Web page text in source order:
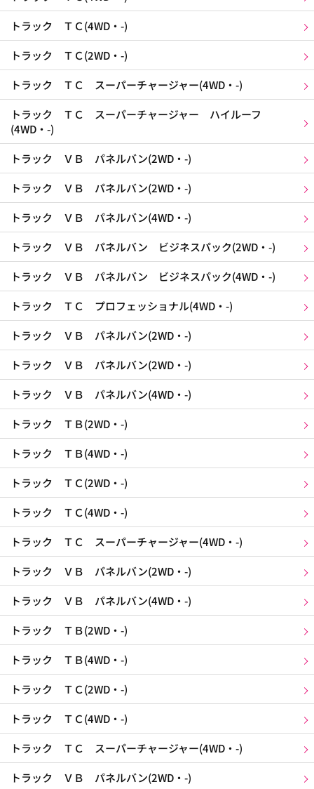
トラック ＴＣ(4WD・-)
トラック ＴＣ(2WD・-)
トラック ＴＣ スーパーチャージャー(4WD・-)
トラック ＴＣ スーパーチャージャー ハイルーフ
(4WD・-)
トラック ＶＢ パネルバン(2WD・-)
トラック ＶＢ パネルバン(2WD・-)
トラック ＶＢ パネルバン(4WD・-)
トラック ＶＢ パネルバン ビジネスパック(2WD・-)
トラック ＶＢ パネルバン ビジネスパック(4WD・-)
トラック ＴＣ プロフェッショナル(4WD・-)
トラック ＶＢ パネルバン(2WD・-)
トラック ＶＢ パネルバン(2WD・-)
トラック ＶＢ パネルバン(4WD・-)
トラック ＴＢ(2WD・-)
トラック ＴＢ(4WD・-)
トラック ＴＣ(2WD・-)
トラック ＴＣ(4WD・-)
トラック ＴＣ スーパーチャージャー(4WD・-)
トラック ＶＢ パネルバン(2WD・-)
トラック ＶＢ パネルバン(4WD・-)
トラック ＴＢ(2WD・-)
トラック ＴＢ(4WD・-)
トラック ＴＣ(2WD・-)
トラック ＴＣ(4WD・-)
トラック ＴＣ スーパーチャージャー(4WD・-)
トラック ＶＢ パネルバン(2WD・-)